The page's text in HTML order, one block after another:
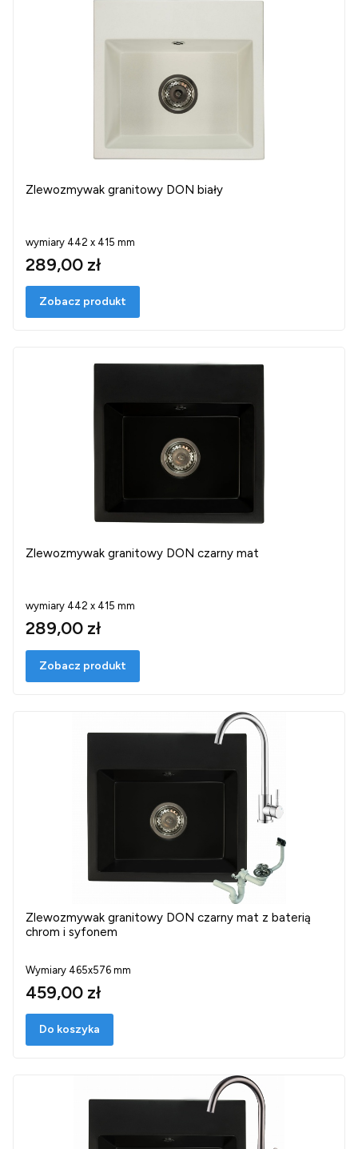
Zlewozmywak granitowy DON biały
wymiary 442 x 415 mm
289,00 zł
Zobacz produkt
Zlewozmywak granitowy DON czarny mat
wymiary 442 x 415 mm
289,00 zł
Zobacz produkt
Zlewozmywak granitowy DON czarny mat z baterią
chrom i syfonem
Wymiary 465x576 mm
459,00 zł
Do koszyka